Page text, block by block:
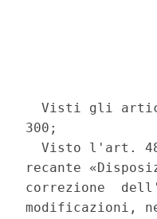
Visti gli
300;
Visto l'art.
recante
correzione
modificazioni,